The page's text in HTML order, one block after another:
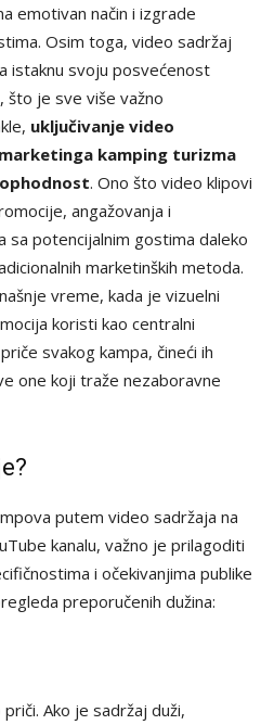
emotivan način i izgrade
Osim toga, video sadržaj
istaknu svoju posvećenost
je sve više važno
uključivanje video
kamping turizma
. Ono što video klipovi
angažovanja i
sa potencijalnim gostima daleko
marketinških metoda.
vreme, kada je vizuelni
koristi kao centralni
svakog kampa, čineći ih
one koji traže nezaboravne
putem video sadržaja na
kanalu, važno je prilagoditi
i očekivanjima publike
preporučenih dužina:
Ako je sadržaj duži,